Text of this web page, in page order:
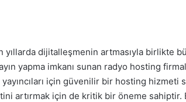
yıllarda dijitalleşmenin artmasıyla birlikte
yapma imkanı sunan radyo hosting
için güvenilir bir hosting hizmeti
artırmak için de kritik bir öneme